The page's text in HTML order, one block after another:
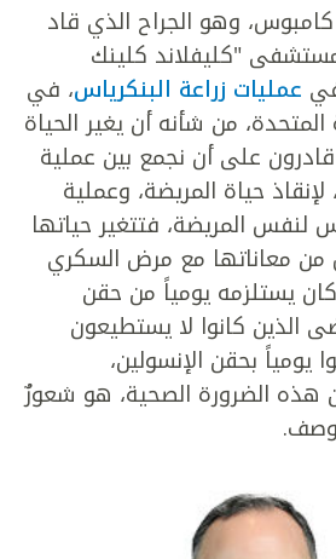
وهو الجراح الذي قاد
"كليفلاند كلينك
عمليات زراعة البنكرياس، في
المتحدة، من شأنه أن يغير الحياة
على أن نجمع بين عملية
لإنقاذ حياة المريضة، وعملية
لنفس المريضة، فتتغير حياتها
معاناتها مع مرض السكري
كان يستلزمه يومياً من حقن
الذين كانوا لا يستطيعون
بحقن الإنسولين،
هذه الضرورة الصحية، هو شعورٌ